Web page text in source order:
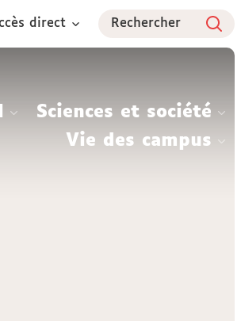
direct Rechercher
Sciences et société
Vie des campus